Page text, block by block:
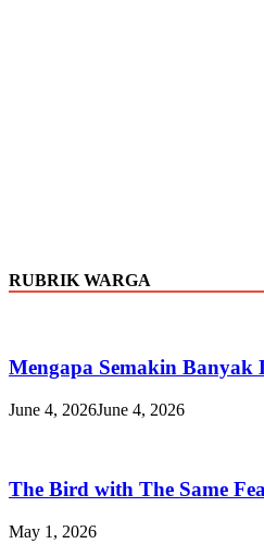
RUBRIK WARGA
Mengapa Semakin Banyak
June 4, 2026June 4, 2026
The Bird with The Same
May 1, 2026